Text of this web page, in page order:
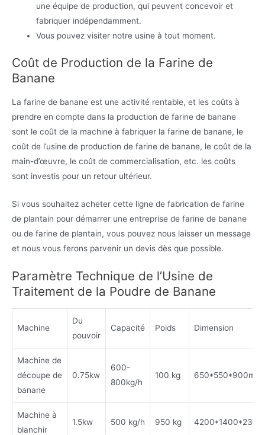
une équipe de production, qui peuvent concevoir et
fabriquer indépendamment.
Vous pouvez visiter notre usine à tout moment.
Coût de Production de la Farine de
Banane
La farine de banane est une activité rentable, et les coûts à
prendre en compte dans la production de farine de banane
sont le coût de la machine à fabriquer la farine de banane, le
coût de l’usine de production de farine de banane, le coût de la
main-d’œuvre, le coût de commercialisation, etc. les coûts
sont investis pour un retour ultérieur.
Si vous souhaitez acheter cette ligne de fabrication de farine
de plantain pour démarrer une entreprise de farine de banane
ou de farine de plantain, vous pouvez nous laisser un message
et nous vous ferons parvenir un devis dès que possible.
Paramètre Technique de l’Usine de
Traitement de la Poudre de Banane
Machine
Du
pouvoir
Capacité Poids Dimension
Machine de
découpe de
banane
0.75kw
600-
800kg/h
100 kg 650*550*900mm
Machine à
blanchir
1.5kw 500 kg/h 950 kg